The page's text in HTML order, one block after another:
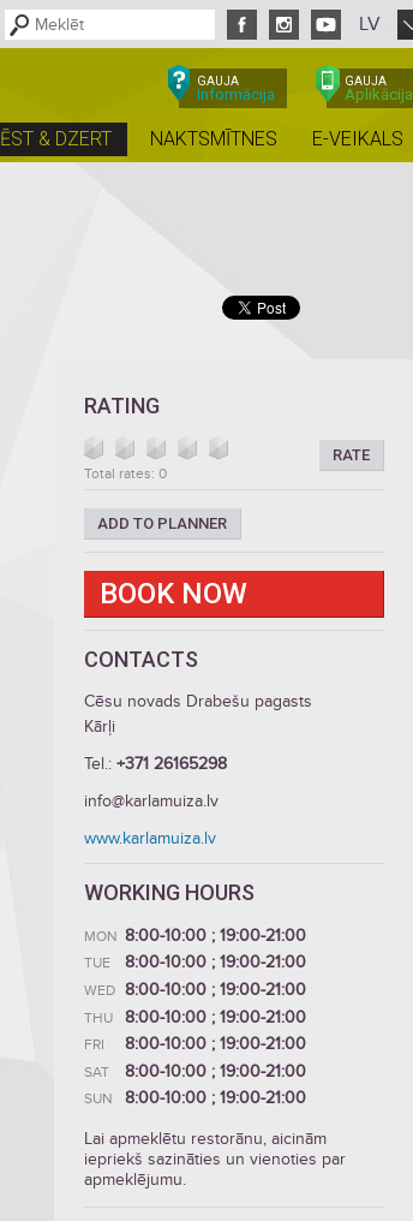
LV
GAUJA
Informācija
GAUJA
Aplikācija
ĒST & DZERT NAKTSMĪTNES E-VEIKALS
RATING
RATE
Total rates: 0
ADD TO PLANNER
BOOK NOW
CONTACTS
Cēsu novads Drabešu pagasts
Kārļi
Tel.: +371 26165298
info@karlamuiza.lv
www.karlamuiza.lv
WORKING HOURS
MON 8:00-10:00 ; 19:00-21:00
TUE 8:00-10:00 ; 19:00-21:00
WED 8:00-10:00 ; 19:00-21:00
THU 8:00-10:00 ; 19:00-21:00
FRI 8:00-10:00 ; 19:00-21:00
SAT 8:00-10:00 ; 19:00-21:00
SUN
8:00-10:00 ; 19:00-21:00
Lai apmeklētu restorānu, aicinām
iepriekš sazināties un vienoties par
apmeklējumu.